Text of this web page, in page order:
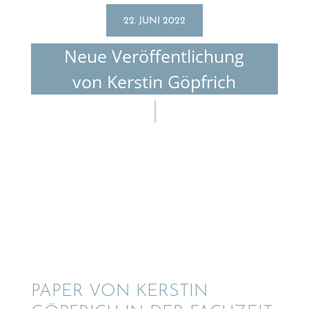
22. JUNI 2022
Neue Veröf­fent­li­chung
von Kerstin Göpfrich
PAPER VON KERSTIN